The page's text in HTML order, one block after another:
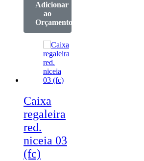
Adicionar
ao
Orçamento
Caixa
regaleira
red.
niceia 03
(fc)